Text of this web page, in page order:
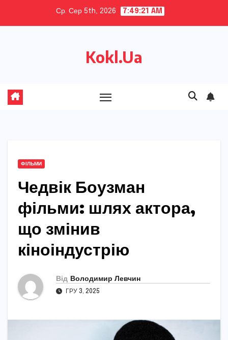
Ср. Сер 5th, 2026 7:49:22 AM
Kokl.Ua
ФІЛЬМИ
Чедвік Боузман
фільми: шлях актора,
що змінив
кіноіндустрію
Від Володимир Левчин
ГРУ 3, 2025